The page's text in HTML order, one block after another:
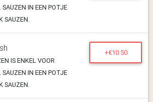
SAUZEN IN EEN POTJE
SAUZEN.
IS ENKEL VOOR
SAUZEN IN EEN POTJE
SAUZEN.
+€10.50